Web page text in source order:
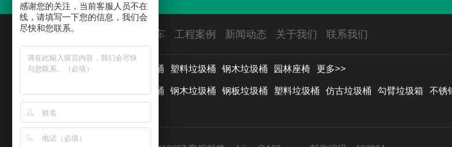
首页 垃圾桶 保洁车 工程案例 新闻动态 关于我们 联系我们
用途分类： 垃圾分类亭 户外垃圾桶 塑料垃圾桶 钢木垃圾桶 园林座椅 更多>>
新款垃圾桶 钢木垃圾桶 钢板垃圾桶 塑料垃圾桶 仿古垃圾桶 勾臂垃圾箱 不锈
铸铝垃圾桶
感谢您的关注，当前客服人员不在
线，请填写一下您的信息，我们会
尽快和您联系。